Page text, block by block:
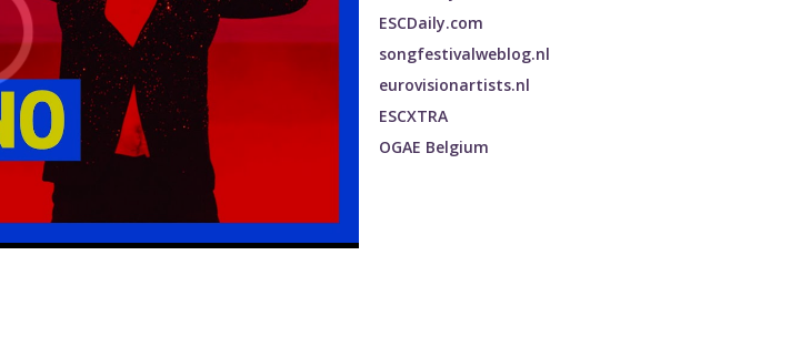
ESCDaily.com
songfestivalweblog.nl
eurovisionartists.nl
ESCXTRA
OGAE Belgium